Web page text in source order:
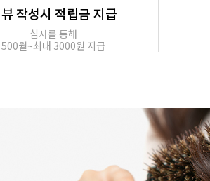
작성시 적립금 지급
심사를 통해
500월~최대 3000원 지급